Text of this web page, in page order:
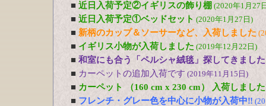
■ 近日入荷予定②イギリスの飾り棚 (2020年1月27
■ 近日入荷予定①ベッドセット (2020年1月27日)
■ 新柄のカップ＆ソーサーなど、入荷しました
■ イギリス小物が入荷しました (2019年12月22日)
■ 和室にも合う「ペルシャ絨毯」探してきまし
■ カーペットの追加入荷です (2019年11月15日)
■ カーペット （160 cm x 230 cm） 入荷しました
■ フレンチ・グレー色を中心に小物が入荷中‼